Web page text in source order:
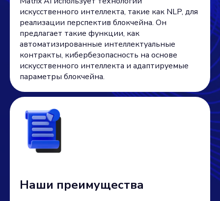
искусственного интеллекта, такие как NLP, для
реализации перспектив блокчейна. Он
предлагает такие функции, как
автоматизированные интеллектуальные
контракты, кибербезопасность на основе
искусственного интеллекта и адаптируемые
параметры блокчейна.
Наши преимущества